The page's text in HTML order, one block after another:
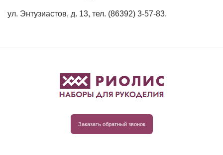
ул. Энтузиастов, д. 13, тел. (86392) 3-57-83.
Заказать обратный звонок